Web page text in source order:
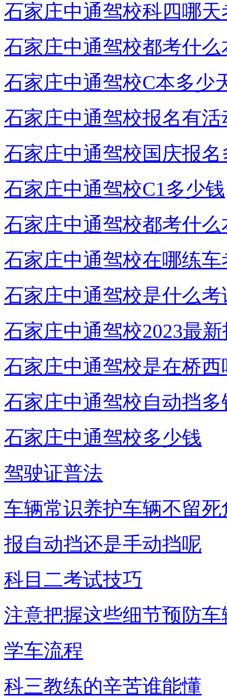
石家庄中通驾校科四哪天
石家庄中通驾校都考什么
石家庄中通驾校C本多少
石家庄中通驾校报名有活
石家庄中通驾校国庆报名
石家庄中通驾校C1多少钱
石家庄中通驾校都考什么
石家庄中通驾校在哪练车
石家庄中通驾校是什么考
石家庄中通驾校2023最
石家庄中通驾校是在桥西
石家庄中通驾校自动挡多
石家庄中通驾校多少钱
驾驶证普法
车辆常识养护车辆不留死
报自动挡还是手动挡呢
科目二考试技巧
注意把握这些细节预防车
学车流程
科三教练的辛苦谁能懂